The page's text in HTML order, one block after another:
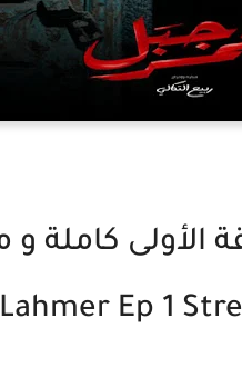
Lahmer Ep 1